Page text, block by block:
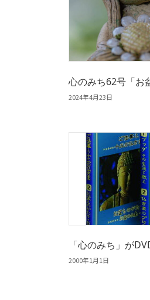
心のみち62号「お
2024年4月23日
「心のみち」が
2000年1月1日